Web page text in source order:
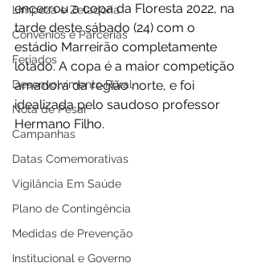
Limpeza e Zeladoria
Convênios e Parcerias
Feriados
Desenvolvimento Rural
Nota de Pesar
Campanhas
Datas Comemorativas
Vigilância Em Saúde
Plano de Contingência
Medidas de Prevenção
Institucional e Governo
encerrou a copa da Floresta 2022, na
tarde deste sábado (24) com o
estádio Marreirão completamente
lotado. A copa é a maior competição
amadora da região norte, e foi
idealizada pelo saudoso professor
Hermano Filho.